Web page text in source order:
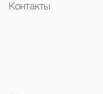
Контакты